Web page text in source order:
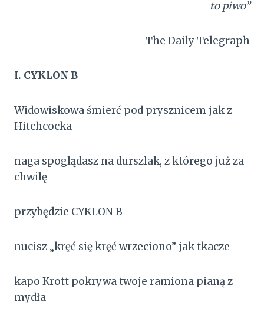
to piwo”
The Daily Telegraph
I. CYKLON B
Widowiskowa śmierć pod prysznicem jak z
Hitchcocka
naga spoglądasz na durszlak, z którego już za
chwilę
przybędzie CYKLON B
nucisz „kręć się kręć wrzeciono” jak tkacze
kapo Krott pokrywa twoje ramiona pianą z
mydła